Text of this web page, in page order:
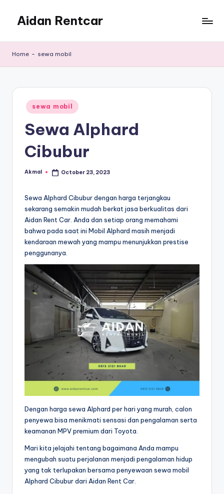
content
Aidan Rentcar
Murah
Home - sewa mobil
Posted
in
sewa mobil
Sewa Alphard
Cibubur
Posted
Akmal October 23, 2023
Sewa Alphard Cibubur dengan harga terjangkau
sekarang semakin mudah berkat jasa berkualitas dari
Aidan Rent Car. Anda dan setiap orang memahami
bahwa pada saat ini Mobil Alphard masih menjadi
kendaraan mewah yang mampu menunjukkan prestise
penggunanya.
Dengan harga sewa Alphard per hari yang murah, calon
penyewa bisa menikmati sensasi dan pengalaman serta
keamanan MPV premium dari Toyota.
Mari kita jelajahi tentang bagaimana Anda mampu
mengubah suatu perjalanan menjadi pengalaman hidup
yang tak terlupakan bersama penyewaan sewa mobil
Alphard Cibubur dari Aidan Rent Car.